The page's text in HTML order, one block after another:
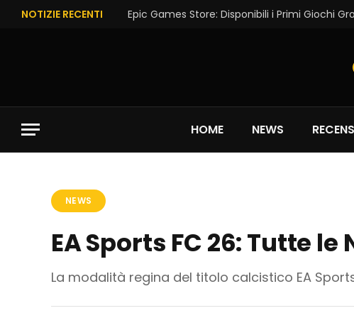
NOTIZIE RECENTI
HOME NEWS
NEWS
EA Sports FC 26: Tutte
La modalità regina del titolo calcistico EA